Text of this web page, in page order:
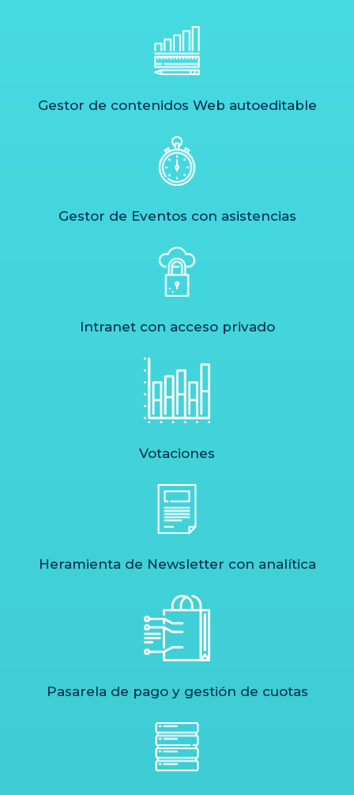
Gestor de contenidos Web autoeditable
Gestor de Eventos con asistencias
Intranet con acceso privado
Votaciones
Heramienta de Newsletter con analítica
Pasarela de pago y gestión de cuotas